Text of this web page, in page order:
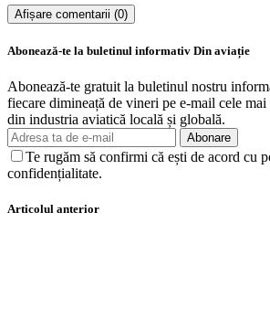
Afișare comentarii (0)
Abonează-te la buletinul informativ Din aviație
Abonează-te gratuit la buletinul nostru
fiecare dimineață de vineri pe e-mail cele
din industria aviatică locală și globală.
Abonare
Te rugăm să confirmi că ești de acord cu
confidențialitate.
Articolul anterior